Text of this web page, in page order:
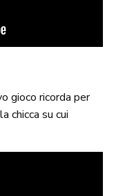
gioco ricorda per
chicca su cui